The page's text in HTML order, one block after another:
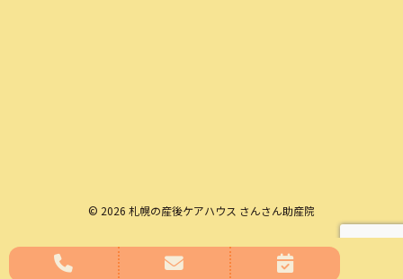
© 2026 札幌の産後ケアハウス さんさん助産院